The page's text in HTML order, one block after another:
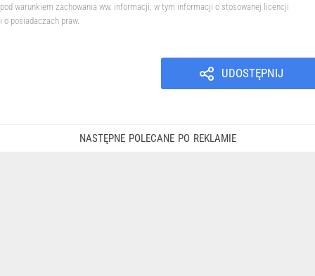
pod warunkiem zachowania ww. informacji, w tym informacji o stosowanej licencji
i o posiadaczach praw.
UDOSTĘPNIJ